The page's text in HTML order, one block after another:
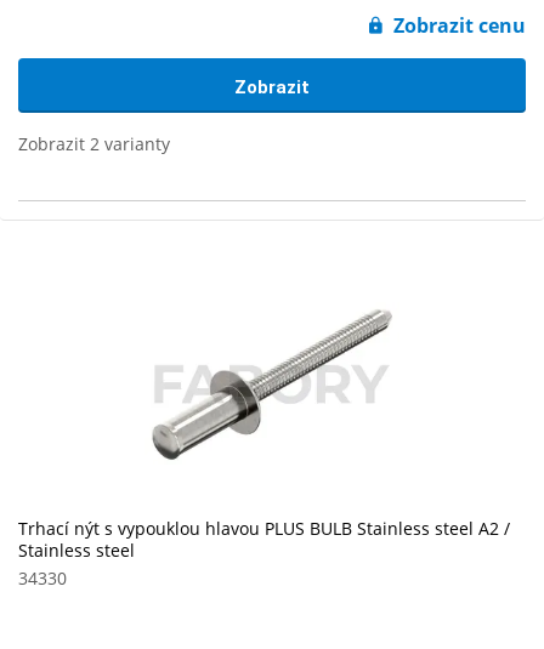
Zobrazit cenu
Zobrazit
Zobrazit 2 varianty
Trhací nýt s vypouklou hlavou PLUS BULB Stainless steel A2 /
Stainless steel
34330